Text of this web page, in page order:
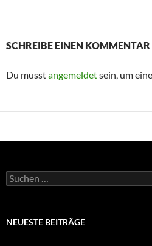
SCHREIBE EINEN KOMMENTAR
Du musstangemeldetsein, um
Suchen
nach:
NEUESTE BEITRÄGE